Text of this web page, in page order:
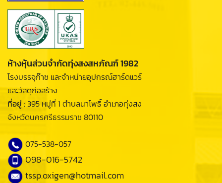
ห้างหุ้นส่วนจำกัดทุ่งสงสหภัณฑ์ 1982
โรงบรรจุก๊าซ และจำหน่ายอุปกรณ์ฮาร์ดแวร์
และวัสดุก่อสร้าง
ที่อยู่ :395 หมู่ที่ 1 ตำบลนาโพธิ์ อำเภอทุ่งสง
จังหวัดนครศรีธรรมราช 80110
075-538-057
098-016-5742
tssp.oxigen@hotmail.com